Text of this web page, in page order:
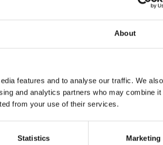
About
features and to analyse our traffic. We
and analytics partners who may combine it
from your use of their services.
Statistics Marketing
važno je uzeti u obzir svoje potrebe, stil
iz različitih klasa, uz fleksibilne opcije najma
najam u Hrvatskoj - bez brige s vozilom
vozila redovito servisiraju isključivo u